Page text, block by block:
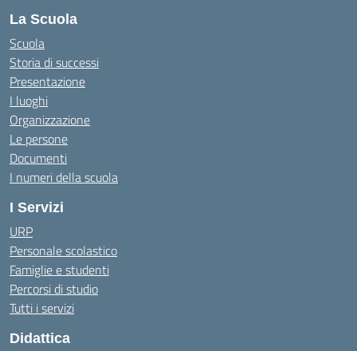
La Scuola
Scuola
Storia di successi
Presentazione
I luoghi
Organizzazione
Le persone
Documenti
I numeri della scuola
I Servizi
URP
Personale scolastico
Famiglie e studenti
Percorsi di studio
Tutti i servizi
Didattica